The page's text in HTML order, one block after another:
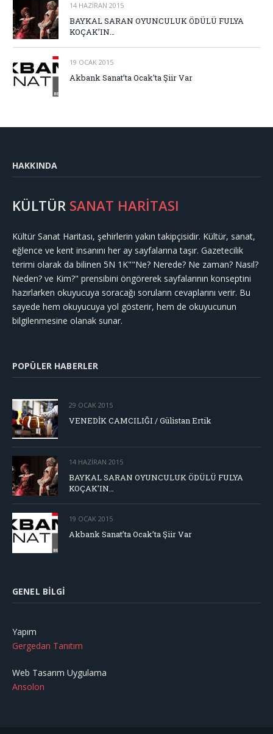
14 HAZIRAN 2015
BAYKAL SARAN OYUNCULUK ÖDÜLÜ FULYA
KOÇAK’IN…
19 OCAK 2015
Akbank Sanat’ta Ocak’ta Şiir Var
HAKKINDA
KÜLTÜR SANAT HARİTASI
Kültür Sanat Haritası, şehirlerin yakın takipçisidir. Kültür, sanat,
eğlence ve kent insanını her ay sayfalarına taşır. Gazetecilik
terimi olarak da bilinen 5N 1K""Ne? Nerede? Ne zaman? Nasıl?
Neden? ve Kim?" prensibini öngörerek sayfalarının konseptini
hazırlarken okuyucuya soracağı soruların cevaplarını verir. Bu
sayede hem okuyucuya yol gösterir, hem de okuyucunun
bilgilenmesine olanak sunar.
POPÜLER HABERLER
29 OCAK 2015
VENEDİK CAMCILIĞI / Gülistan Ertik
14 HAZIRAN 2015
BAYKAL SARAN OYUNCULUK ÖDÜLÜ FULYA
KOÇAK’IN…
19 OCAK 2015
Akbank Sanat’ta Ocak’ta Şiir Var
GENEL BILGI
Yapım
Gergedan Tanıtım
Web Tasarım Uygulama
Ansolon